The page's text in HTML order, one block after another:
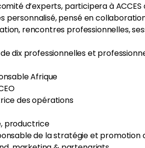
d’experts, participera à ACCES
personnalisé, pensé en
rencontres professionnelles,
dix professionnelles et
Afrique
des opérations
productrice
de la stratégie et